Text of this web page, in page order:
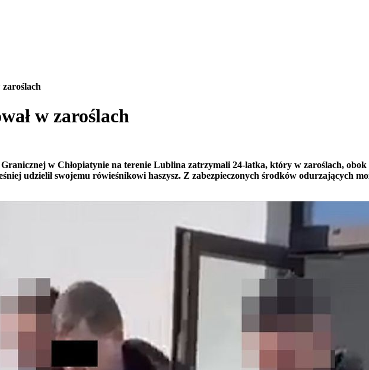
zaroślach
w zaroślach
w Chłopiatynie na terenie Lublina zatrzymali 24-latka, który w zaroślach, obok
udzielił swojemu rówieśnikowi haszysz. Z zabezpieczonych środków odurzających